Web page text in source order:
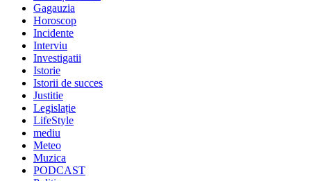
Gagauzia
Horoscop
Incidente
Interviu
Investigatii
Istorie
Istorii de succes
Justitie
Legislație
LifeStyle
mediu
Meteo
Muzica
PODCAST